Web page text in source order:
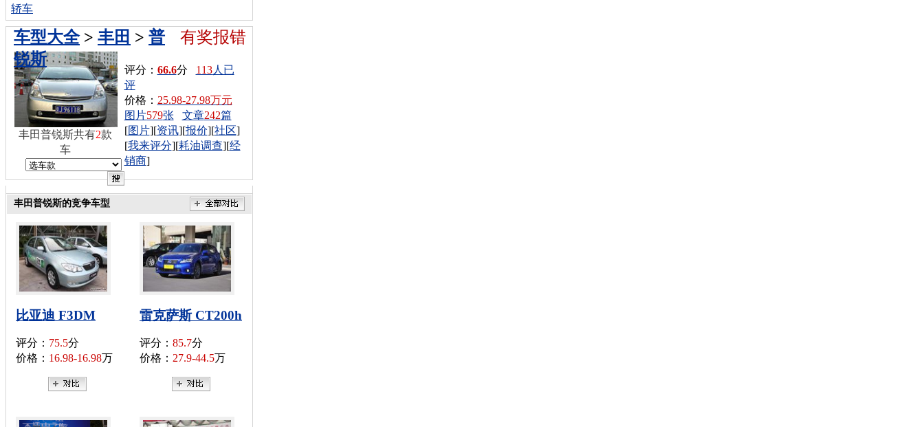
轿车
有奖报错
车型大全> 丰田 > 普
锐斯
评分： 66.6分 113人已
评
价格： 25.98-27.98万元
图片579张 文章242篇
[图片][资讯][报价][社区]
[我来评分][耗油调查][经
销商]
丰田普锐斯共有2款
车
丰田普锐斯的竞争车型
比亚迪 F3DM
评分： 75.5分
价格： 16.98-16.98万
雷克萨斯 CT200h
评分： 85.7分
价格： 27.9-44.5万